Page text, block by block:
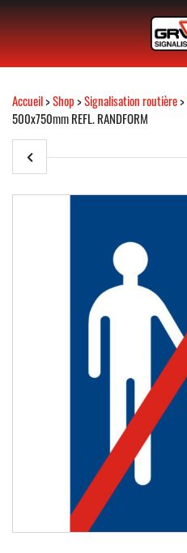
Accueil>Shop>Signalisation routière>
500x750mm REFL. RANDFORM